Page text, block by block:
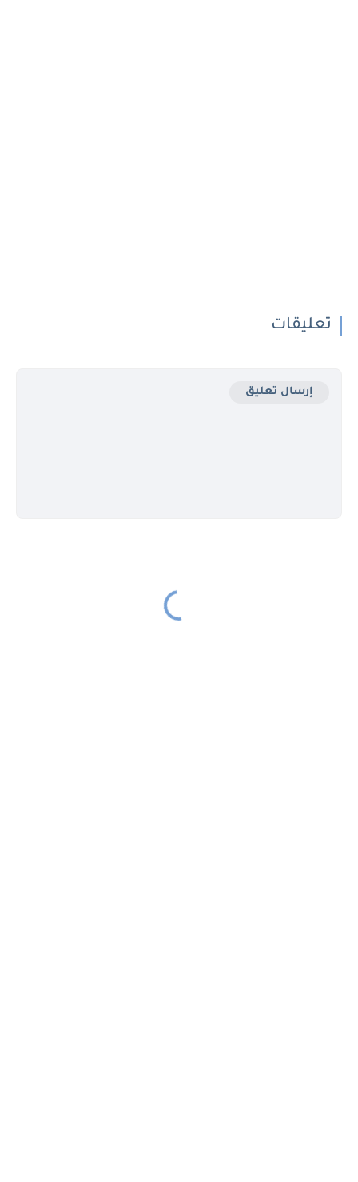
تعليقات
إرسال تعليق